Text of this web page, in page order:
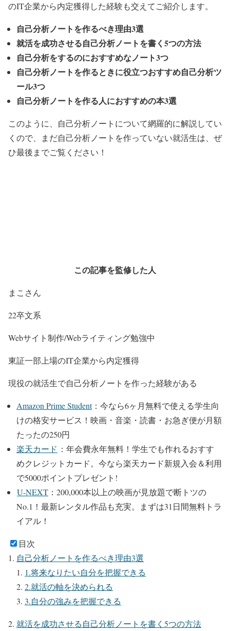
のIT企業から内定獲得した経験も交えてご紹介します。
自己分析ノートを作るべき理由3選
就活を成功させる自己分析ノートを書く5つの方法
自己分析をするのにおすすめなノート3つ
自己分析ノートを作るときに役立つおすすめ自己分析ツ
ール3つ
自己分析ノートを作る人におすすめの本3選
このように、自己分析ノートについて網羅的に解説してい
くので、まだ自己分析ノートを作っていない就活生は、ぜ
ひ最後までご覧ください！
この記事を監修した人
まこさん
22卒文系
Webサイト制作/Webライティング勉強中
東証一部上場のIT企業から内定獲得
現役の就活生で自己分析ノートを作った経験がある
Amazon Prime Student：今なら6ヶ月無料で使える学生向
けの格安サービス！ 映画・音楽・読書・お急ぎ便が月額
たったの250円
楽天カード ：年会費永年無料！学生でも作れるおすす
めクレジットカード。 今なら楽天カード新規入会＆利用
で5000ポイントプレゼント!
U-NEXT ：200,000本以上の映画が⾒放題で断トツの
No.1！最新レンタル作品も充実。
まずは31日間無料トラ
イアル！
目次
自己分析ノートを作るべき理由3選
1.将来なりたい自分を把握できる
2.就活の軸を決められる
3.自分の強みを把握できる
就活を成功させる自己分析ノートを書く5つの方法